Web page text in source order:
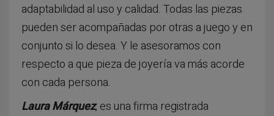
adaptabilidad al uso y calidad. Todas las piezas
pueden ser acompañadas por otras a juego y en
conjunto si lo desea. Y le asesoramos con
respecto a que pieza de joyería va más acorde
con cada persona.
Laura Márquez, es una firma registrada